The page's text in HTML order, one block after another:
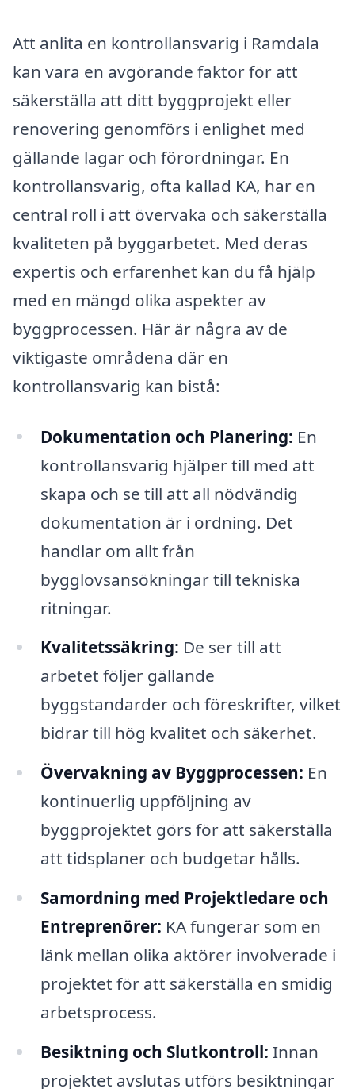
Att anlita en kontrollansvarig i Ramdala
kan vara en avgörande faktor för att
säkerställa att ditt byggprojekt eller
renovering genomförs i enlighet med
gällande lagar och förordningar. En
kontrollansvarig, ofta kallad KA, har en
central roll i att övervaka och säkerställa
kvaliteten på byggarbetet. Med deras
expertis och erfarenhet kan du få hjälp
med en mängd olika aspekter av
byggprocessen. Här är några av de
viktigaste områdena där en
kontrollansvarig kan bistå:
Dokumentation och Planering: En
kontrollansvarig hjälper till med att
skapa och se till att all nödvändig
dokumentation är i ordning. Det
handlar om allt från
bygglovsansökningar till tekniska
ritningar.
Kvalitetssäkring: De ser till att
arbetet följer gällande
byggstandarder och föreskrifter, vilket
bidrar till hög kvalitet och säkerhet.
Övervakning av Byggprocessen: En
kontinuerlig uppföljning av
byggprojektet görs för att säkerställa
att tidsplaner och budgetar hålls.
Samordning med Projektledare och
Entreprenörer: KA fungerar som en
länk mellan olika aktörer involverade i
projektet för att säkerställa en smidig
arbetsprocess.
Besiktning och Slutkontroll: Innan
projektet avslutas utförs besiktningar